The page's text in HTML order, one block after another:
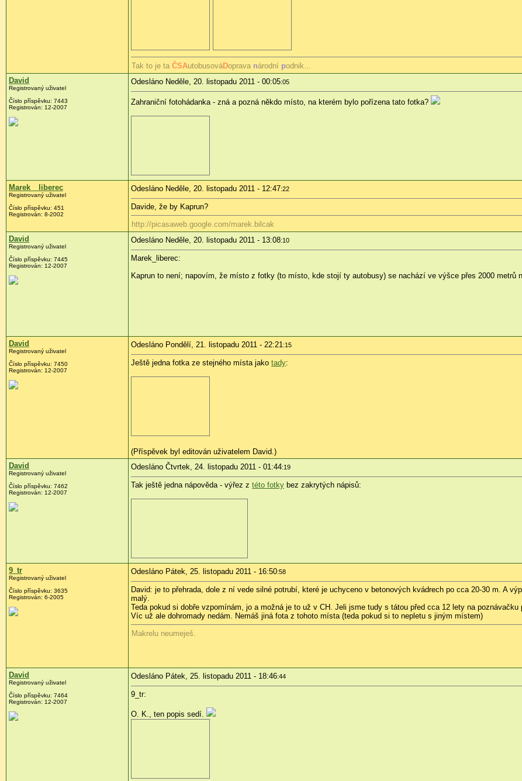
Tak to je ta ČSAutobusováDoprava národní podnik...
David
Registrovaný uživatel
Číslo příspěvku: 7443
Registrován: 12-2007
Odesláno Neděle, 20. listopadu 2011 - 00:05:05
Zahraniční fotohádanka - zná a pozná někdo místo, na kterém bylo pořízena tato fotka?
Marek__liberec
Registrovaný uživatel
Číslo příspěvku: 451
Registrován: 8-2002
Odesláno Neděle, 20. listopadu 2011 - 12:47:22
Davide, že by Kaprun?
http://picasaweb.google.com/marek.bilcak
David
Registrovaný uživatel
Číslo příspěvku: 7445
Registrován: 12-2007
Odesláno Neděle, 20. listopadu 2011 - 13:08:10
Marek_liberec:
Kaprun to není; napovím, že místo z fotky (to místo, kde stojí ty autobusy) se nachází ve výšce přes 2000 metrů
David
Registrovaný uživatel
Číslo příspěvku: 7450
Registrován: 12-2007
Odesláno Pondělí, 21. listopadu 2011 - 22:21:15
Ještě jedna fotka ze stejného místa jako tady:
(Příspěvek byl editován uživatelem David.)
David
Registrovaný uživatel
Číslo příspěvku: 7462
Registrován: 12-2007
Odesláno Čtvrtek, 24. listopadu 2011 - 01:44:19
Tak ještě jedna nápověda - výřez z této fotky bez zakrytých nápisů:
9_tr
Registrovaný uživatel
Číslo příspěvku: 3635
Registrován: 6-2005
Odesláno Pátek, 25. listopadu 2011 - 16:50:58
David: je to přehrada, dole z ní vede silné potrubí, které je uchyceno v betonových kvádrech po cca 20-30 m. A
malý.
Teda pokud si dobře vzpomínám, jo a možná je to už v CH. Jeli jsme tudy s tátou před cca 12 lety na poznávačku
Víc už ale dohromady nedám. Nemáš jiná fota z tohoto místa (teda pokud si to nepletu s jiným místem)
Makrelu neumeješ.
David
Registrovaný uživatel
Číslo příspěvku: 7464
Registrován: 12-2007
Odesláno Pátek, 25. listopadu 2011 - 18:46:44
9_tr:
O. K., ten popis sedí.